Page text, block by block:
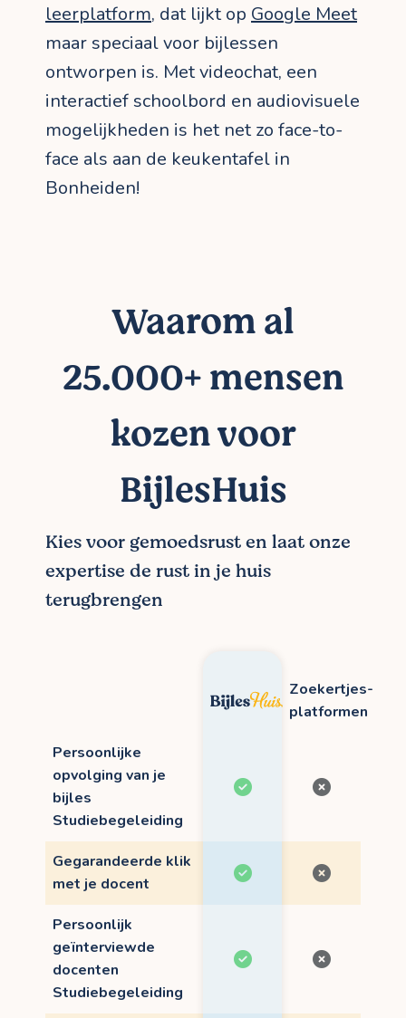
leerplatform, dat lijkt op Google Meet
maar speciaal voor bijlessen
ontworpen is. Met videochat, een
interactief schoolbord en audiovisuele
mogelijkheden is het net zo face-to-
face als aan de keukentafel in
Bonheiden!
Waarom al
25.000+ mensen
kozen voor
BijlesHuis
Kies voor gemoedsrust en laat onze
expertise de rust in je huis
terugbrengen
Zoekertjes-
platformen
Persoonlijke
opvolging van je
bijles
Studiebegeleiding
Gegarandeerde klik
met je docent
Persoonlijk
geïnterviewde
docenten
Studiebegeleiding